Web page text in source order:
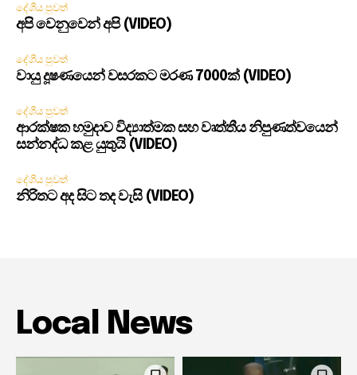
දේශීය පුවත්
අපි වෙනුවෙන් අපි (VIDEO)
දේශීය පුවත්
වායු දූෂණයෙන් වසරකට මරණ 7000ක් (VIDEO)
දේශීය පුවත්
ආරක්ෂක හමුදාව විද්‍යාත්මක සහ වෘත්තීය නිපුණත්වයෙන්
සන්නද්ධ කළ යුතුයි (VIDEO)
දේශීය පුවත්
නිරිතට අද සිට තද වැසි (VIDEO)
Local News